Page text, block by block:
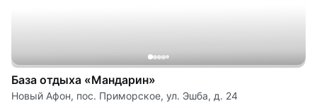
База отдыха «Мандарин»
Новый Афон, пос. Приморское, ул. Эшба, д. 24